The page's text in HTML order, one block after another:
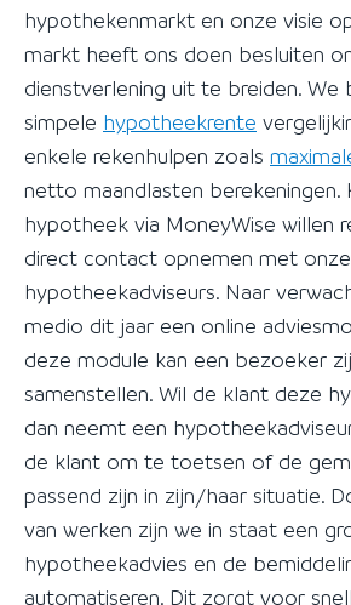
hypothekenmarkt en onze visie
markt heeft ons doen besluiten
dienstverlening uit te breiden. We
simpele hypotheekrente
enkele rekenhulpen zoals
netto maandlasten berekeningen.
hypotheek via MoneyWise willen
direct contact opnemen met onze
hypotheekadviseurs. Naar
medio dit jaar een online
deze module kan een bezoeker
samenstellen. Wil de klant deze
dan neemt een
de klant om te toetsen of de
passend zijn in zijn/haar situatie.
van werken zijn we in staat een
hypotheekadvies en de
automatiseren. Dit zorgt voor